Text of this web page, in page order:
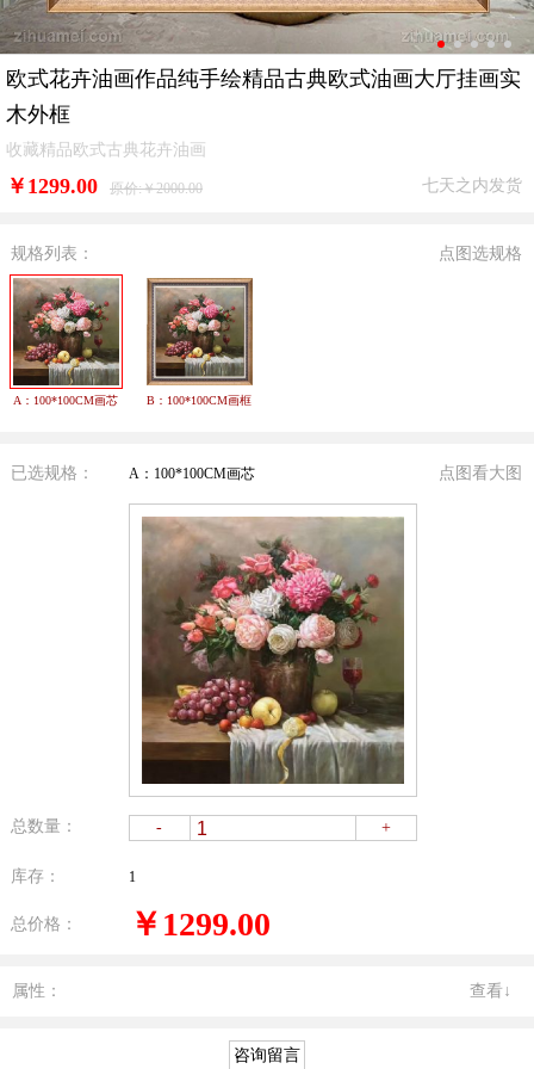
欧式花卉油画作品纯手绘精品古典欧式油画大厅挂画实
木外框
收藏精品欧式古典花卉油画
￥ 1299.00 原价:￥2000.00 七天之内发货
规格列表： 点图选规格
A：100*100CM画芯 B：100*100CM画框
已选规格： A：100*100CM画芯 点图看大图
总数量： - +
库存： 1
总价格： ￥1299.00
属性： 查看↓